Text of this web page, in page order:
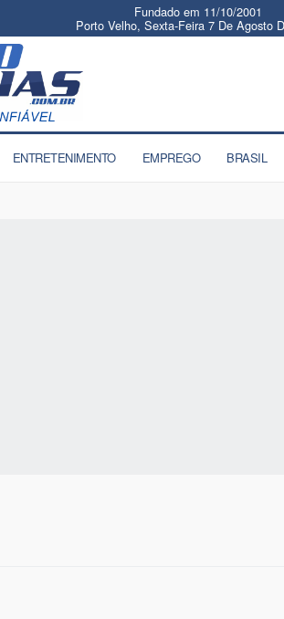
Fundado em 11/10/2001
Porto Velho, Sexta-Feira 7 De Agosto
ENTRETENIMENTO EMPREGO BRASIL